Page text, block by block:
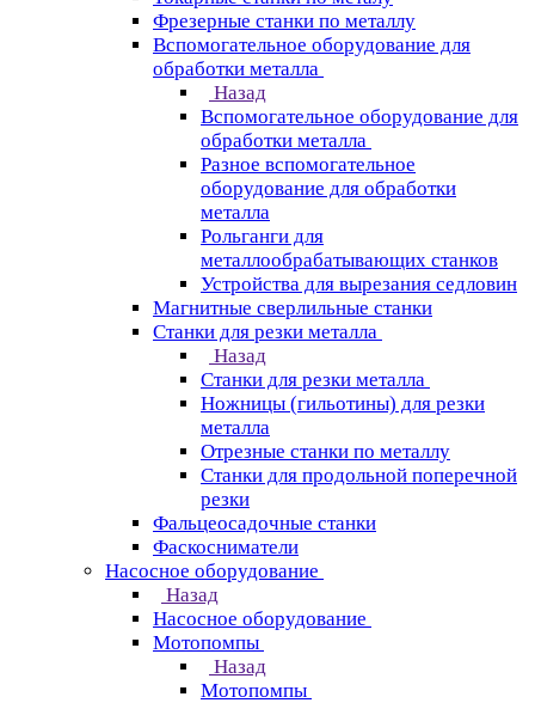
Фрезерные станки по металлу
Вспомогательное оборудование для
обработки металла
Назад
Вспомогательное оборудование для
обработки металла
Разное вспомогательное
оборудование для обработки
металла
Рольганги для
металлообрабатывающих станков
Устройства для вырезания седловин
Магнитные сверлильные станки
Станки для резки металла
Назад
Станки для резки металла
Ножницы (гильотины) для резки
металла
Отрезные станки по металлу
Станки для продольной поперечной
резки
Фальцеосадочные станки
Фаскосниматели
Насосное оборудование
Назад
Насосное оборудование
Мотопомпы
Назад
Мотопомпы